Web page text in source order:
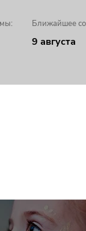
Ближайшее
9 августа